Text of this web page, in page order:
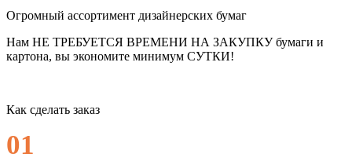
Огромный ассортимент дизайнерских бумаг
Нам НЕ ТРЕБУЕТСЯ ВРЕМЕНИ НА ЗАКУПКУ бумаги и
картона, вы экономите минимум СУТКИ!
Как сделать заказ
01